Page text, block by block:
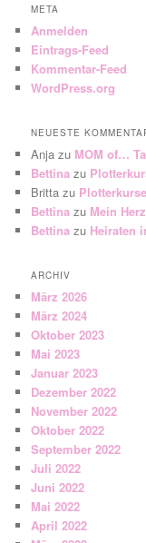
META
Anmelden
Eintrags-Feed
Kommentar-Feed
WordPress.org
NEUESTE
Anja zu MOM of…
Bettina zu
Britta zu
Bettina zu Mein
Bettina zu Heiraten
ARCHIV
März 2026
März 2024
Oktober 2023
Mai 2023
Januar 2023
Dezember 2022
November 2022
Oktober 2022
September 2022
Juli 2022
Juni 2022
Mai 2022
April 2022